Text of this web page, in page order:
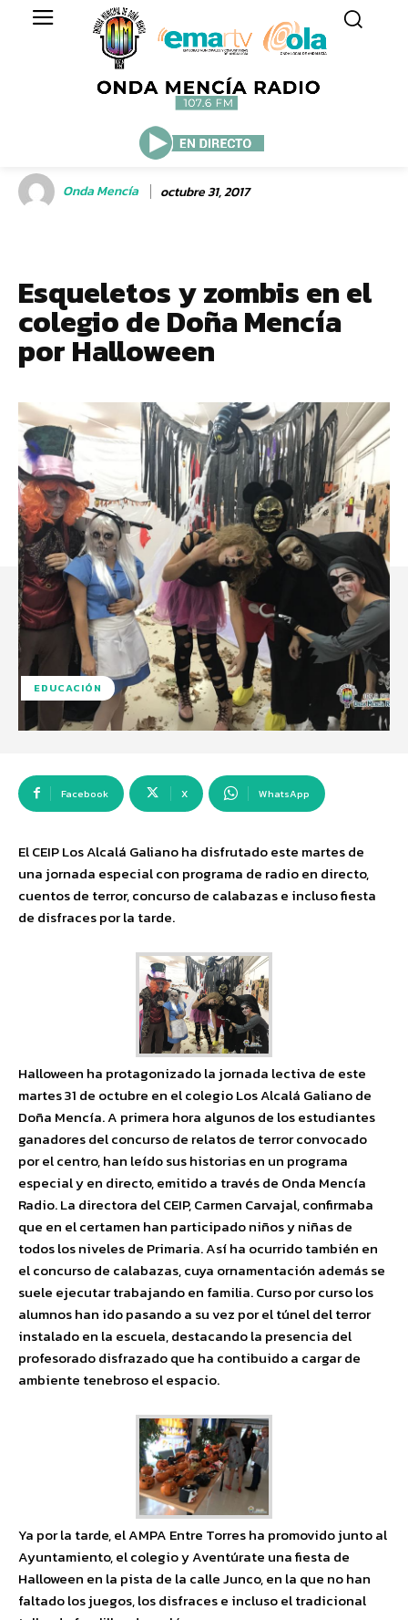
Onda Mencía octubre 31, 2017
Esqueletos y zombis en el
colegio de Doña Mencía
por Halloween
EDUCACIÓN
Facebook X WhatsApp
El CEIP Los Alcalá Galiano ha disfrutado este martes de
una jornada especial con programa de radio en directo,
cuentos de terror, concurso de calabazas e incluso fiesta
de disfraces por la tarde.
Halloween ha protagonizado la jornada lectiva de este
martes 31 de octubre en el colegio Los Alcalá Galiano de
Doña Mencía. A primera hora algunos de los estudiantes
ganadores del concurso de relatos de terror convocado
por el centro, han leído sus historias en un programa
especial y en directo, emitido a través de Onda Mencía
Radio. La directora del CEIP, Carmen Carvajal, confirmaba
que en el certamen han participado niños y niñas de
todos los niveles de Primaria. Así ha ocurrido también en
el concurso de calabazas, cuya ornamentación además se
suele ejecutar trabajando en familia. Curso por curso los
alumnos han ido pasando a su vez por el túnel del terror
instalado en la escuela, destacando la presencia del
profesorado disfrazado que ha contibuido a cargar de
ambiente tenebroso el espacio.
Ya por la tarde, el AMPA Entre Torres ha promovido junto al
Ayuntamiento, el colegio y Aventúrate una fiesta de
Halloween en la pista de la calle Junco, en la que no han
faltado los juegos, los disfraces e incluso el tradicional